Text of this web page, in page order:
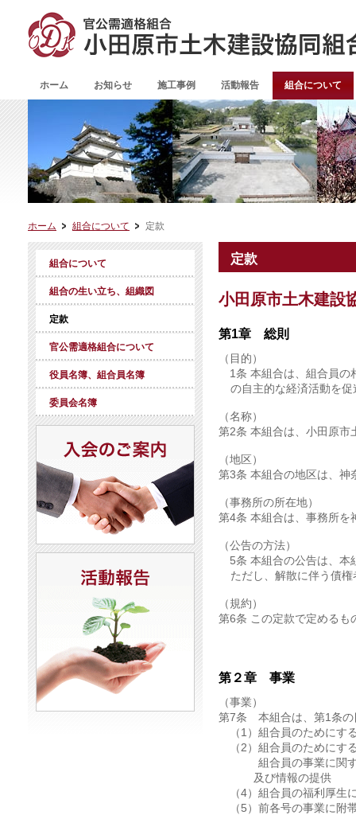
ホーム お知らせ 施工事例 活動報告 組合について
ホーム 組合について 定款
定款
小田原市土木建設
第1章 総則
（目的）
第1条 本組合は、組合員
の自主的な経済活動を
（名称）
第2条 本組合は、小田原市
（地区）
第3条 本組合の地区は、神
（事務所の所在地）
第4条 本組合は、事務所を
（公告の方法）
第5条 本組合の公告は、
ただし、解散に伴う債
（規約）
第6条 この定款で定めるも
第２章 事業
（事業）
第7条 本組合は、第1条の
（1）組合員のためにす
（2）組合員のためにす
（3）組合員の事業に関
及び情報の提供
（4）組合員の福利厚生
（5）前各号の事業に附
組合について
組合の生い立ち、組織図
定款
官公需適格組合について
役員名簿、組合員名簿
委員会名簿